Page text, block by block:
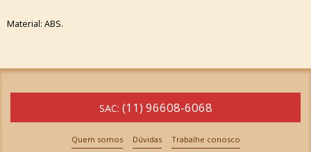
Material: ABS.
SAC: (11) 96608-6068
Quem somos Dúvidas Trabalhe conosco